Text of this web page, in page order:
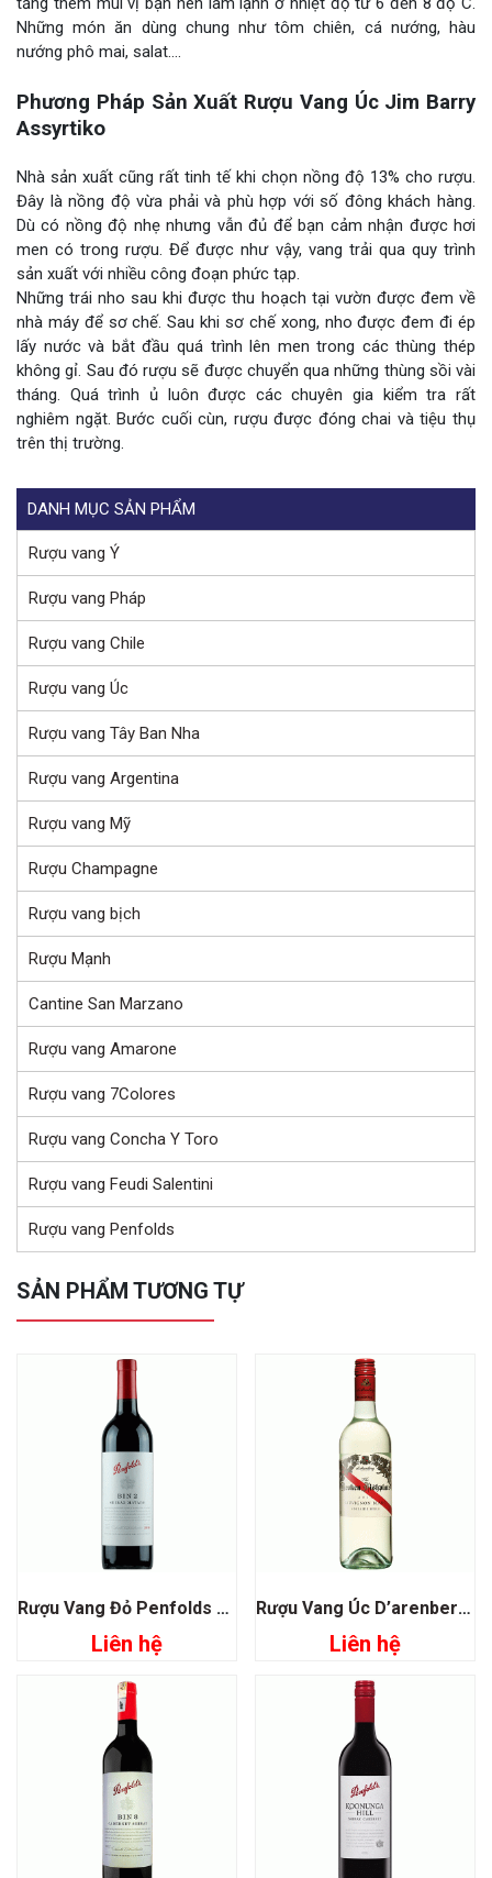
Những món ăn dùng chung như tôm chiên, cá nướng, hàu
nướng phô mai, salat….
Phương Pháp Sản Xuất Rượu Vang Úc Jim Barry
Assyrtiko
Nhà sản xuất cũng rất tinh tế khi chọn nồng độ 13% cho rượu.
Đây là nồng độ vừa phải và phù hợp với số đông khách hàng.
Dù có nồng độ nhẹ nhưng vẫn đủ để bạn cảm nhận được hơi
men có trong rượu. Để được như vậy, vang trải qua quy trình
sản xuất với nhiều công đoạn phức tạp.
Những trái nho sau khi được thu hoạch tại vườn được đem về
nhà máy để sơ chế. Sau khi sơ chế xong, nho được đem đi ép
lấy nước và bắt đầu quá trình lên men trong các thùng thép
không gỉ. Sau đó rượu sẽ được chuyển qua những thùng sồi vài
tháng. Quá trình ủ luôn được các chuyên gia kiểm tra rất
nghiêm ngặt. Bước cuối cùn, rượu được đóng chai và tiệu thụ
trên thị trường.
DANH MỤC SẢN PHẨM
Rượu vang Ý
Rượu vang Pháp
Rượu vang Chile
Rượu vang Úc
Rượu vang Tây Ban Nha
Rượu vang Argentina
Rượu vang Mỹ
Rượu Champagne
Rượu vang bịch
Rượu Mạnh
Cantine San Marzano
Rượu vang Amarone
Rượu vang 7Colores
Rượu vang Concha Y Toro
Rượu vang Feudi Salentini
Rượu vang Penfolds
SẢN PHẨM TƯƠNG TỰ
Rượu Vang Đỏ Penfolds Bin 2 Shiraz Mataro
Liên hệ
Rượu Vang Úc D’arenberg The Broken Fishplate Sauvignon Blanc
Liên hệ